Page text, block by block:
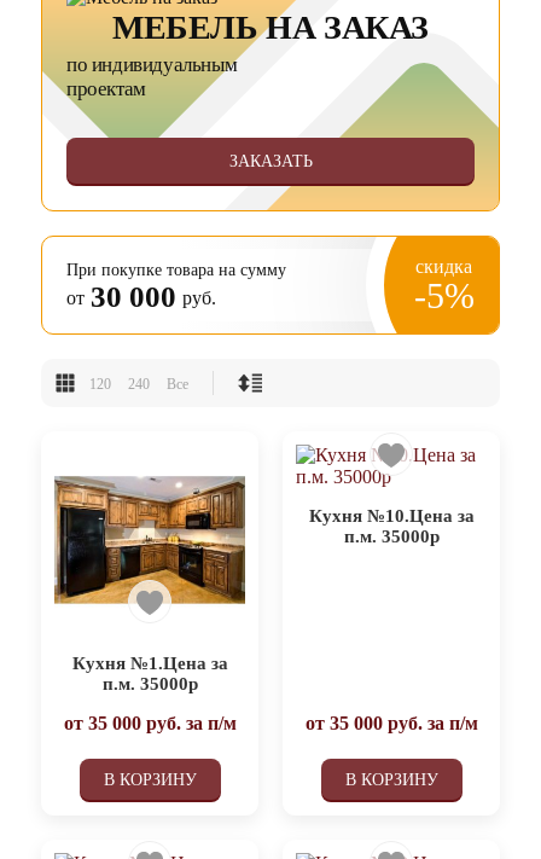
МЕБЕЛЬ НА ЗАКАЗ
по индивидуальным
проектам
ЗАКАЗАТЬ
При покупке товара на сумму
от 30 000 руб.
скидка
-5%
120 240 Все
Кухня №1.Цена за
п.м. 35000р
от 35 000руб. за п/м
В КОРЗИНУ
Кухня №10.Цена за
п.м. 35000р
от 35 000руб. за п/м
В КОРЗИНУ